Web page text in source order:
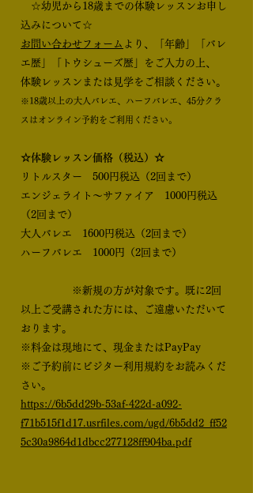
☆幼児から18歳までの体験レッスンお申し
込みについて☆
お問い合わせフォーム より、「年齢」「バレ
エ歴」「トウシューズ歴」をご入力の上、
​体験レッスンまたは見学をご相談ください。
※18歳以上の大人バレエ、ハーフバレエ、45分クラ
スはオンライン予約をご利用ください。
☆体験レッスン価格（税込）☆
​リトルスター 500円税込（2回まで）
エンジェライト～サファイア 1000円税込
（2回まで）
大人バレエ 1600円税込（2回まで）
ハーフバレエ 1000円（2回まで）
​ ※新規の方が対象です。既に2回
以上ご受講された方には、ご遠慮いただいて
おります。
※料金は現地にて、現金またはPayPay
※ご予約前にビジター利用規約をお読みくだ
さい。
https://6b5dd29b-53af-422d-a092-
f71b515f1d17.usrfiles.com/ugd/6b5dd2_ff52
5c30a9864d1dbcc277128ff904ba.pdf